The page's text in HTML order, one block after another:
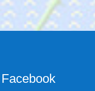
Facebook